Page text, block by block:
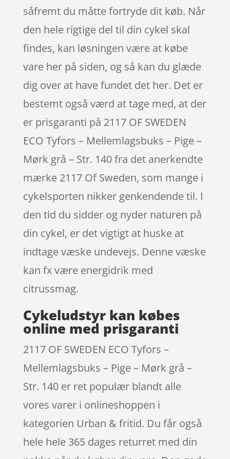
såfremt du måtte fortryde dit køb. Når
den hele rigtige del til din cykel skal
findes, kan løsningen være at købe
vare her på siden, og så kan du glæde
dig over at have fundet det her. Det er
bestemt også værd at tage med, at der
er prisgaranti på 2117 OF SWEDEN
ECO Tyfors – Mellemlagsbuks – Pige –
Mørk grå – Str. 140 fra det anerkendte
mærke 2117 Of Sweden, som mange i
cykelsporten nikker genkendende til. I
den tid du sidder og nyder naturen på
din cykel, er det vigtigt at huske at
indtage væske undevejs. Denne væske
kan fx være energidrik med
citrussmag.
Cykeludstyr kan købes
online med prisgaranti
2117 OF SWEDEN ECO Tyfors –
Mellemlagsbuks – Pige – Mørk grå –
Str. 140 er ret populær blandt alle
vores varer i onlineshoppen i
kategorien Urban & fritid. Du får også
hele hele 365 dages returret med din